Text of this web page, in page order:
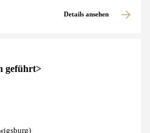
Details ansehen
geführt>